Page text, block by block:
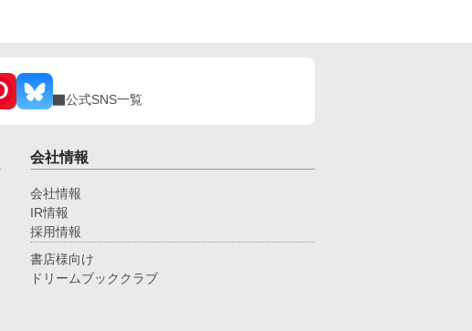
公式SNS一覧
会社情報
会社情報
IR情報
採用情報
書店様向け
ドリームブッククラブ